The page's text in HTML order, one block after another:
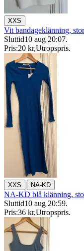
XXS
Vit bandageklänning,
Sluttid10 aug 20:07.
Pris:20 kr,Utropspris.
XXS | NA-KD
NA-KD blå klänning,
Sluttid10 aug 20:59.
Pris:36 kr,Utropspris.